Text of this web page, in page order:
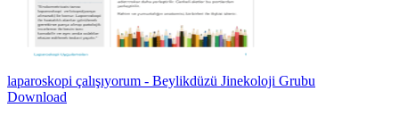
laparoskopi çalışıyorum - Beylikdüzü Jinekoloji Grubu
Download